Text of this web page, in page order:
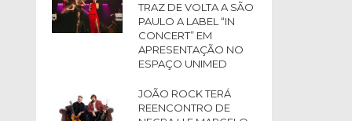
TRAZ DE VOLTA A SÃO
PAULO A LABEL “IN
CONCERT” EM
APRESENTAÇÃO NO
ESPAÇO UNIMED
JOÃO ROCK TERÁ
REENCONTRO DE